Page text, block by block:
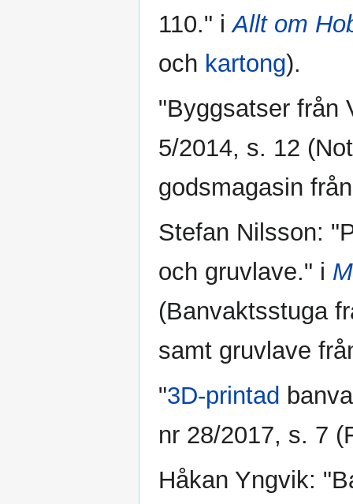
110." iAllt om
och kartong).
"Byggsatser från
5/2014, s. 12
godsmagasin
Stefan Nilsson:
och gruvlave." i
(Banvaktsstuga
samt gruvlave
"3D-printad
nr 28/2017, s. 7
Håkan Yngvik: